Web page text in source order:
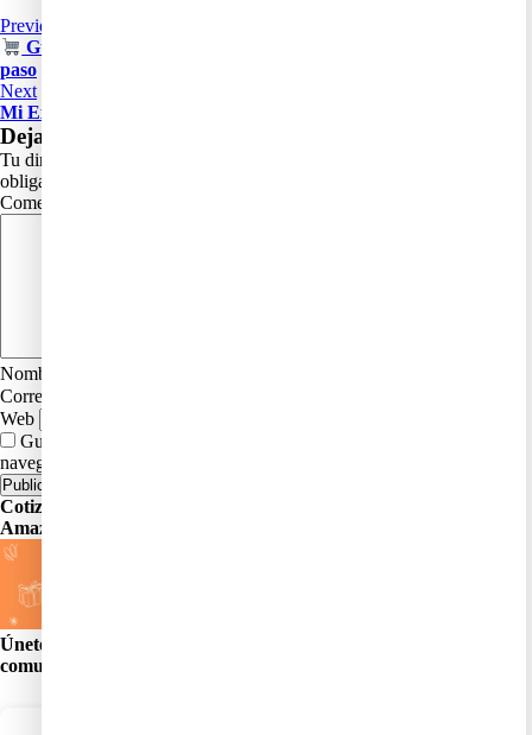
Previous
Guía rápida: cómo comprar productos usados en eBay paso a
paso
Next
Mi Experiencia Comprando en eBay para Revender
Deja un comentario
Tu dirección de correo electrónico no será publicada.
obligatorios están marcados con
Comentario
Nombre
Correo electrónico
Web
Guardar mi nombre, correo electrónico y sitio web en este
navegador para la próxima vez que haga un comentario.
Cotizador
Amazon
Únete a la
comunidad